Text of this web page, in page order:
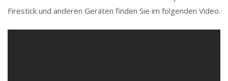
Firestick und anderen Geräten finden Sie im folgenden Video.